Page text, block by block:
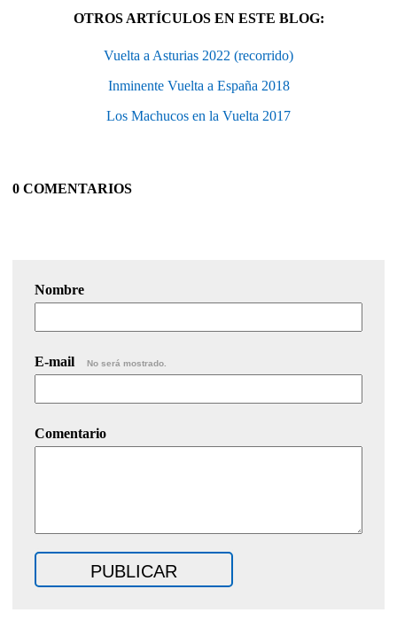
OTROS ARTÍCULOS EN ESTE BLOG:
Vuelta a Asturias 2022 (recorrido)
Inminente Vuelta a España 2018
Los Machucos en la Vuelta 2017
0 COMENTARIOS
Nombre
E-mail No será mostrado.
Comentario